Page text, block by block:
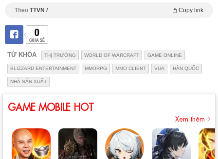
Theo TTVN / Copy link
0
CHIA SẺ
TỪ KHÓA THỊ TRƯỜNG WORLD OF WARCRAFT GAME ONLINE
BLIZZARD ENTERTAINMENT MMORPG MMO CLIENT VUA HÀN QUỐC
NHÀ SẢN XUẤT
GAME MOBILE HOT
Xem thêm